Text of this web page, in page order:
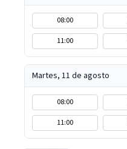
08:00
11:00
Martes, 11 de agosto
08:00
11:00